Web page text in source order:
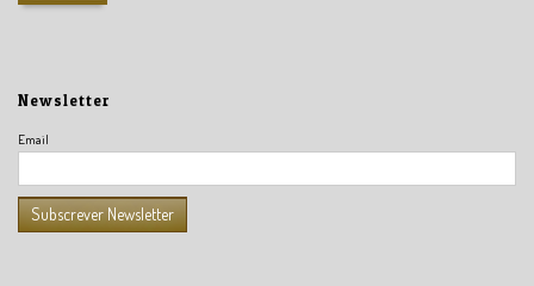
Newsletter
Email